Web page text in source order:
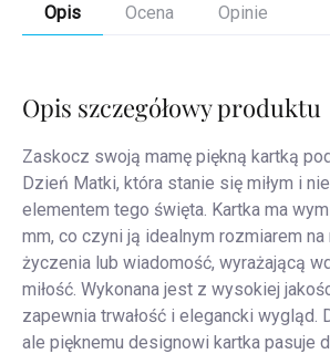
Opis Ocena Opinie
Opis szczegółowy produktu
Zaskocz swoją mamę piękną kartką
Dzień Matki, która stanie się miłym i
elementem tego święta. Kartka ma
mm, co czyni ją idealnym rozmiarem
życzenia lub wiadomość, wyrażającą
miłość. Wykonana jest z wysokiej
zapewnia trwałość i elegancki wygląd.
ale pięknemu designowi kartka pasuje